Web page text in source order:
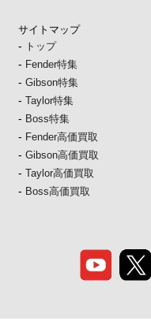
サイトマップ
- トップ
- Fender特集
-Gibson特集
-Taylor特集
- Boss特集
- Fender高価買取
-Gibson高価買取
-Taylor高価買取
- Boss高価買取